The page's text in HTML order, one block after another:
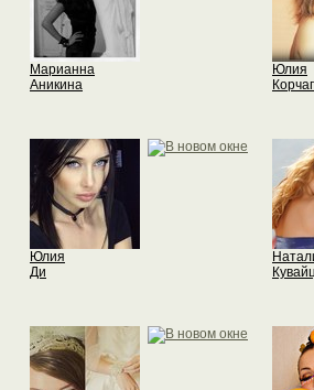
Марианна
Аникина
Юлия
Юлия
Ди